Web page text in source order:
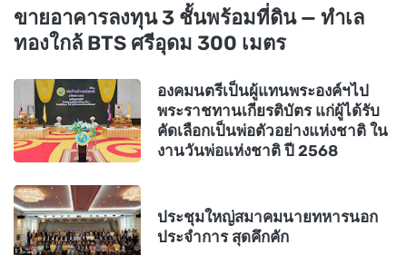
ขายอาคารลงทุน 3 ชั้นพร้อมที่ดิน — ทำเล
ทองใกล้ BTS ศรีอุดม 300 เมตร
องคมนตรีเป็นผู้แทนพระองค์ฯไป
พระราชทานเกียรติบัตร แก่ผู้ได้รับ
คัดเลือกเป็นพ่อตัวอย่างแห่งชาติ ใน
งานวันพ่อแห่งชาติ ปี 2568
ประชุมใหญ่สมาคมนายทหารนอก
ประจำการ สุดคึกคัก